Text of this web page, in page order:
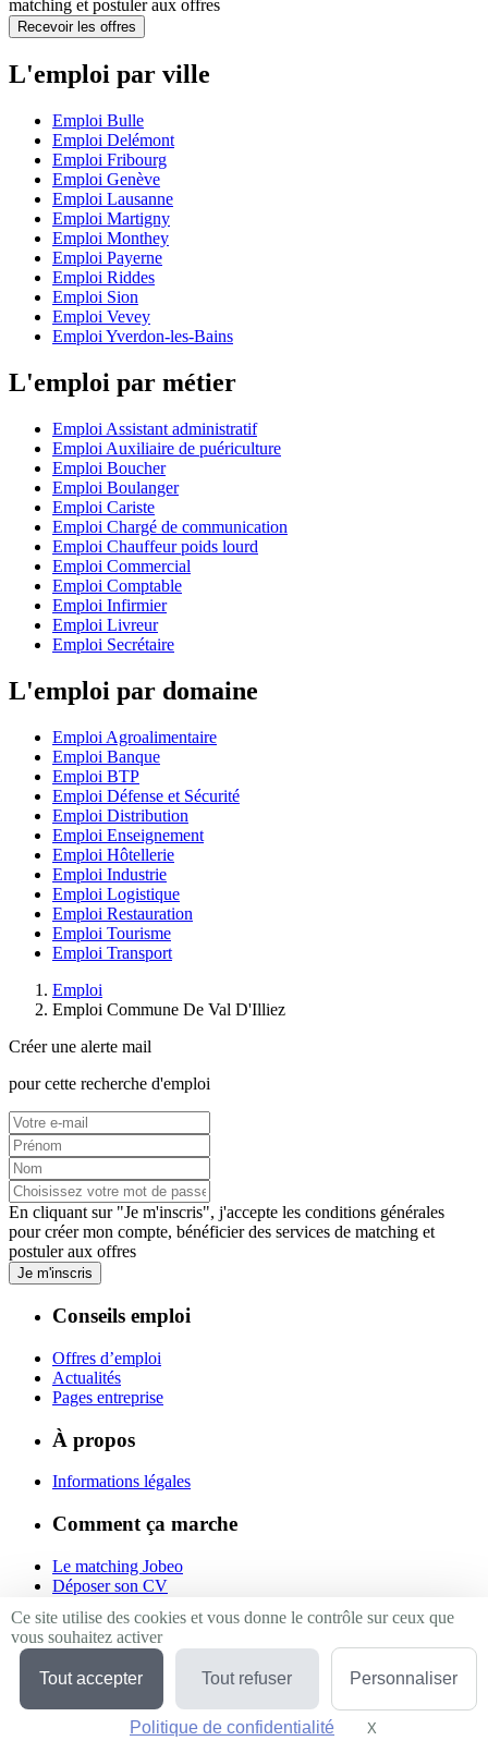
matching et postuler aux offres
Recevoir les offres
L'emploi par ville
Emploi Bulle
Emploi Delémont
Emploi Fribourg
Emploi Genève
Emploi Lausanne
Emploi Martigny
Emploi Monthey
Emploi Payerne
Emploi Riddes
Emploi Sion
Emploi Vevey
Emploi Yverdon-les-Bains
L'emploi par métier
Emploi Assistant administratif
Emploi Auxiliaire de puériculture
Emploi Boucher
Emploi Boulanger
Emploi Cariste
Emploi Chargé de communication
Emploi Chauffeur poids lourd
Emploi Commercial
Emploi Comptable
Emploi Infirmier
Emploi Livreur
Emploi Secrétaire
L'emploi par domaine
Emploi Agroalimentaire
Emploi Banque
Emploi BTP
Emploi Défense et Sécurité
Emploi Distribution
Emploi Enseignement
Emploi Hôtellerie
Emploi Industrie
Emploi Logistique
Emploi Restauration
Emploi Tourisme
Emploi Transport
Emploi
Emploi Commune De Val D'Illiez
Créer une alerte mail
pour cette recherche d'emploi
En cliquant sur "Je m'inscris", j'accepte les conditions générales
pour créer mon compte, bénéficier des services de matching et
postuler aux offres
Je m'inscris
Conseils emploi
Offres d’emploi
Actualités
Pages entreprise
À propos
Informations légales
Comment ça marche
Le matching Jobeo
Déposer son CV
Suivez-nous
Linkedin
Facebook
Twitter
Ce site utilise des cookies et vous donne le contrôle sur ceux que
vous souhaitez activer
Tout accepter Tout refuser Personnaliser
Politique de confidentialité X